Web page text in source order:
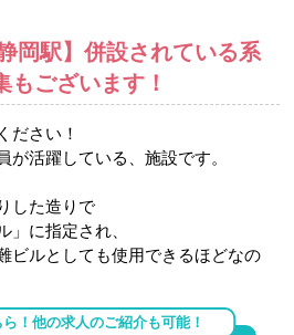
岡駅】併設されている系
ございます！
ださい！
が活躍している、施設です。
した造りで
」に指定され、
ビルとしても使用できるほどなの
！他の求人のご紹介も可能！